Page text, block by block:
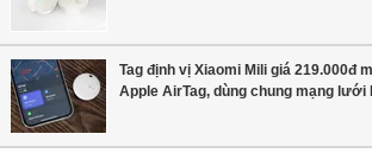
Tag định vị Xiaomi Mili giá 219.000đ
Apple AirTag, dùng chung mạng lưới